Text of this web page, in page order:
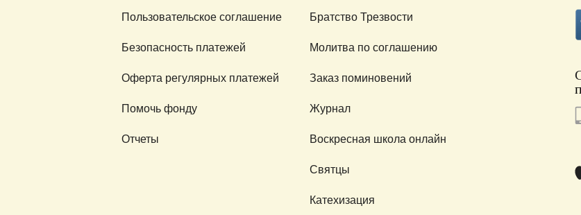
Пользовательское соглашение
Безопасность платежей
Оферта регулярных платежей
Помочь фонду
Отчеты
Братство Трезвости
Молитва по соглашению
Заказ поминовений
Журнал
Воскресная школа онлайн
Святцы
Катехизация